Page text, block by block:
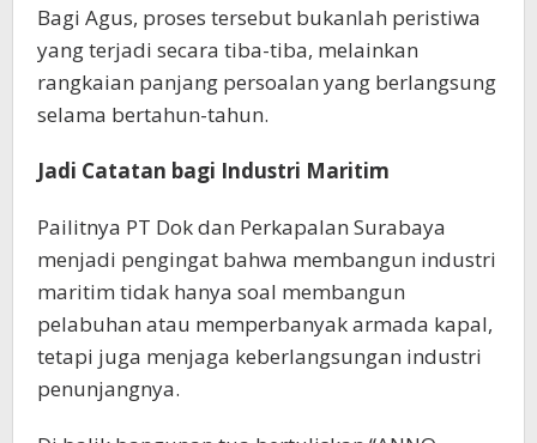
Bagi Agus, proses tersebut bukanlah peristiwa
yang terjadi secara tiba-tiba, melainkan
rangkaian panjang persoalan yang berlangsung
selama bertahun-tahun.
Jadi Catatan bagi Industri Maritim
Pailitnya PT Dok dan Perkapalan Surabaya
menjadi pengingat bahwa membangun industri
maritim tidak hanya soal membangun
pelabuhan atau memperbanyak armada kapal,
tetapi juga menjaga keberlangsungan industri
penunjangnya.